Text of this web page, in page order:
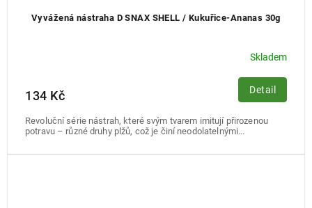
Vyvážená nástraha D SNAX SHELL / Kukuřice-Ananas 30g
Skladem
134 Kč Detail
Revoluční série nástrah, které svým tvarem imitují přirozenou
potravu – různé druhy plžů, což je činí neodolatelnými...